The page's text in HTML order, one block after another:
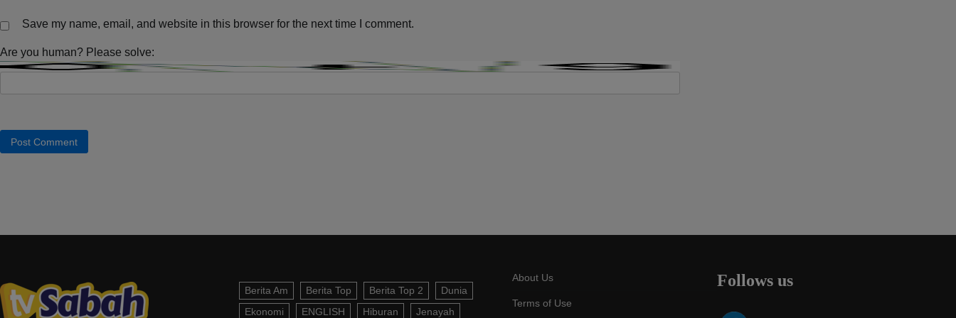
Save my name, email, and website in this browser for the next time I comment.
Are you human? Please solve:
Berita Am Berita Top Berita Top 2
Dunia
Ekonomi
ENGLISH Hiburan Jenayah
About Us
Terms of Use
Follows us